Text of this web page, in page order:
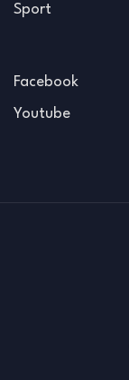
Sport
Facebook
Youtube